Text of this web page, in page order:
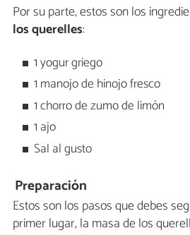
Por su parte, estos son los
los querelles:
1 yogur griego
1 manojo de hinojo fresco
1 chorro de zumo de limón
1 ajo
Sal al gusto
Preparación
Estos son los pasos que debes
primer lugar, la masa de los